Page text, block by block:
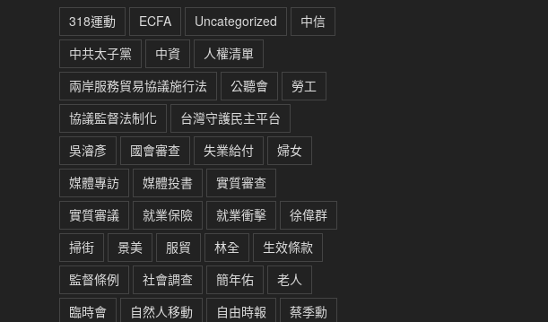
318運動 ECFA Uncategorized
中信
中共太子黨
中資
人權清單
兩岸服務貿易協議施行法
公聽會
勞工
協議監督法制化
台灣守護民主平台
吳濬彥
國會審查 失業給付
婦女
媒體專訪
媒體投書
實質審查
實質審議
就業保險 就業衝擊
徐偉群
掃街
景美 服貿 林全
生效條款
監督條例
社會調查 簡年佑
老人
臨時會
自然人移動 自由時報
蔡季勳